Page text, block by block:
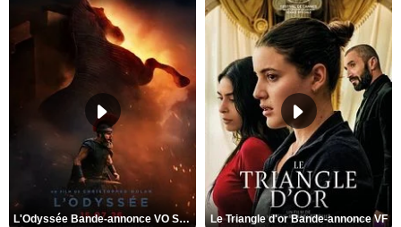
L'Odyssée Bande-annonce VO STFR Le Triangle d'or Bande-annonce VF